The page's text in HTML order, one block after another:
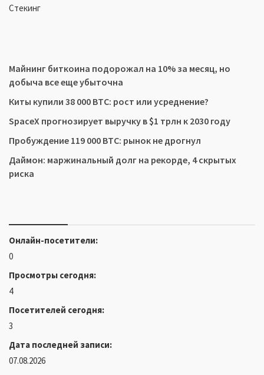
Стекинг
Майнинг биткоина подорожал на 10% за месяц, но
добыча все еще убыточна
Киты купили 38 000 BTC: рост или усреднение?
SpaceX прогнозирует выручку в $1 трлн к 2030 году
Пробуждение 119 000 BTC: рынок не дрогнул
Даймон: маржинальный долг на рекорде, 4 скрытых
риска
Онлайн-посетители:
0
Просмотры сегодня:
4
Посетителей сегодня:
3
Дата последней записи:
07.08.2026